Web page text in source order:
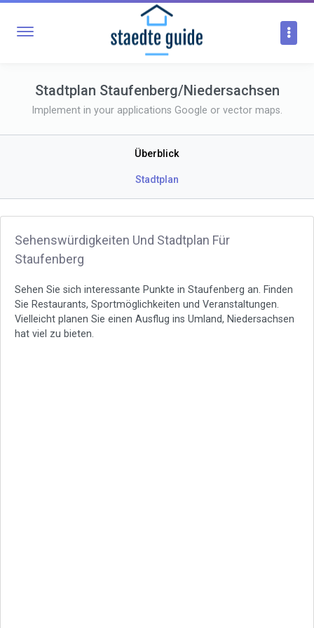
Stadtplan Staufenberg/Niedersachsen
Implement in your applications Google or vector maps.
Überblick
Stadtplan
Sehenswürdigkeiten Und Stadtplan Für
Staufenberg
Sehen Sie sich interessante Punkte in Staufenberg an. Finden
Sie Restaurants, Sportmöglichkeiten und Veranstaltungen.
Vielleicht planen Sie einen Ausflug ins Umland, Niedersachsen
hat viel zu bieten.